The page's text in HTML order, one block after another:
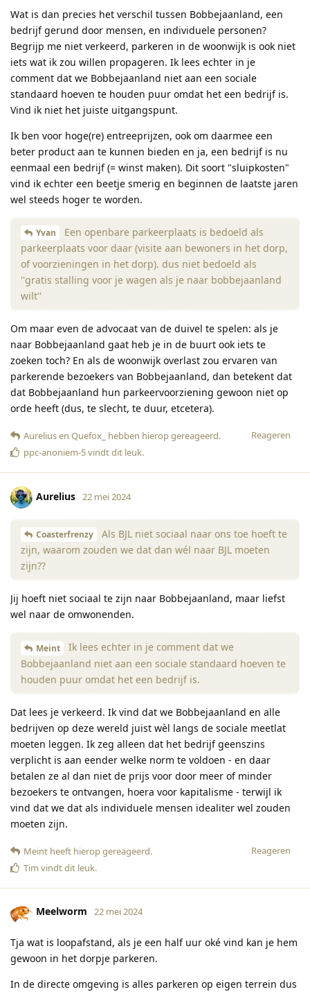
Wat is dan precies het verschil tussen Bobbejaanland, een
bedrijf gerund door mensen, en individuele personen?
Begrijp me niet verkeerd, parkeren in de woonwijk is ook niet
iets wat ik zou willen propageren. Ik lees echter in je
comment dat we Bobbejaanland niet aan een sociale
standaard hoeven te houden puur omdat het een bedrijf is.
Vind ik niet het juiste uitgangspunt.
Ik ben voor hoge(re) entreeprijzen, ook om daarmee een
beter product aan te kunnen bieden en ja, een bedrijf is nu
eenmaal een bedrijf (= winst maken). Dit soort "sluipkosten"
vind ik echter een beetje smerig en beginnen de laatste jaren
wel steeds hoger te worden.
Yvan
Een openbare parkeerplaats is bedoeld als
parkeerplaats voor daar (visite aan bewoners in het dorp,
of voorzieningen in het dorp). dus niet bedoeld als
''gratis stalling voor je wagen als je naar bobbejaanland
wilt''
Om maar even de advocaat van de duivel te spelen: als je
naar Bobbejaanland gaat heb je in de buurt ook iets te
zoeken toch? En als de woonwijk overlast zou ervaren van
parkerende bezoekers van Bobbejaanland, dan betekent dat
dat Bobbejaanland hun parkeervoorziening gewoon niet op
orde heeft (dus, te slecht, te duur, etcetera).
Reageren
Aureliusen Quefox_ hebben hierop gereageerd.
ppc-anoniem-5vindt dit leuk.
Aurelius 22 mei 2024
Coasterfrenzy
Als BJL niet sociaal naar ons toe hoeft te
zijn, waarom zouden we dat dan wél naar BJL moeten
zijn??
Jij hoeft niet sociaal te zijn naar Bobbejaanland, maar liefst
wel naar de omwonenden.
Meint
Ik lees echter in je comment dat we
Bobbejaanland niet aan een sociale standaard hoeven te
houden puur omdat het een bedrijf is.
Dat lees je verkeerd. Ik vind dat we Bobbejaanland en alle
bedrijven op deze wereld juist wèl langs de sociale meetlat
moeten leggen. Ik zeg alleen dat het bedrijf geenszins
verplicht is aan eender welke norm te voldoen - en daar
betalen ze al dan niet de prijs voor door meer of minder
bezoekers te ontvangen, hoera voor kapitalisme - terwijl ik
vind dat we dat als individuele mensen idealiter wel zouden
moeten zijn.
Reageren
Meint heeft hierop gereageerd.
Tim vindt dit leuk.
Meelworm 22 mei 2024
Tja wat is loopafstand, als je een half uur oké vind kan je hem
gewoon in het dorpje parkeren.
In de directe omgeving is alles parkeren op eigen terrein dus